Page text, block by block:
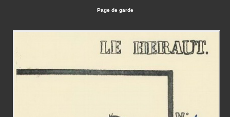
Page de garde